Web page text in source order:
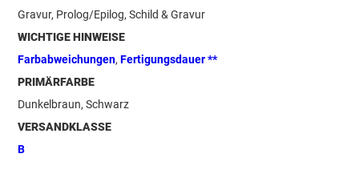
Gravur, Prolog/Epilog, Schild & Gravur
WICHTIGE HINWEISE
Farbabweichungen,Fertigungsdauer **
PRIMÄRFARBE
Dunkelbraun, Schwarz
VERSANDKLASSE
B